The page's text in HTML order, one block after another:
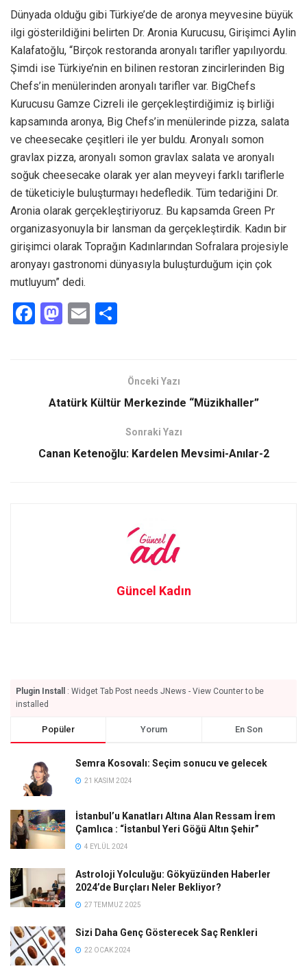
Dünyada olduğu gibi Türkiye’de de aronya meyvesine büyük
ilgi gösterildiğini belirten Dr. Aronia Kurucusu, Girişimci Aylin
Kalafatoğlu, “Birçok restoranda aronyalı tarifler yapılıyordu.
Şimdi ise Türkiye’nin en bilinen restoran zincirlerinden Big
Chefs’in menülerinden aronyalı tarifler var. BigChefs
Kurucusu Gamze Cizreli ile gerçekleştirdiğimiz iş birliği
kapsamında aronya, Big Chefs’in menülerinde pizza, salata
ve cheesecake çeşitleri ile yer buldu. Aronyalı somon
gravlax pizza, aronyalı somon gravlax salata ve aronyalı
soğuk cheesecake olarak yer alan meyveyi farklı tariflerle
de tüketiciyle buluşturmayı hedefledik. Tüm tedariğini Dr.
Aronia olarak gerçekleştiriyoruz. Bu kapsamda Green Pr
organizasyonuyla bir lansman da gerçekleştirdik. Kadın bir
girişimci olarak Toprağın Kadınlarından Sofralara projesiyle
aronyayı gastronomi dünyasıyla buluşturduğum için çok
mutluyum” dedi.
F
k
M
d
n
E
Önceki Yazı
Atatürk Kültür Merkezinde “Müzikhaller”
Sonraki Yazı
Canan Ketenoğlu: Kardelen Mevsimi-Anılar-2
Güncel Kadın
Plugin Install
: Widget Tab Post needs JNews - View Counter to be
installed
Popüler Yorum En Son
Semra Kosovalı: Seçim sonucu ve gelecek
21 KASIM 2024
İstanbul’u Kanatları Altına Alan Ressam İrem
Çamlıca : “İstanbul Yeri Göğü Altın Şehir”
4 EYLÜL 2024
Astroloji Yolculuğu: Gökyüzünden Haberler
2024’de Burçları Neler Bekliyor?
27 TEMMUZ 2025
Sizi Daha Genç Gösterecek Saç Renkleri
22 OCAK 2024